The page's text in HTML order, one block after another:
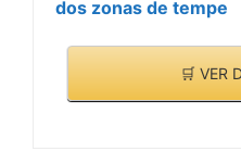
dos zonas de tempe
🛒 VER